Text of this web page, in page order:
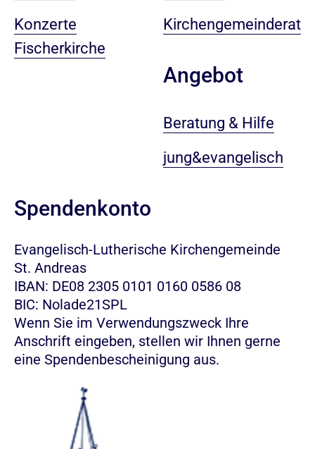
Konzerte
Fischerkirche
Kirchengemeinderat
Angebot
Beratung & Hilfe
jung&evangelisch
Spendenkonto
Evangelisch-Lutherische Kirchengemeinde
St. Andreas
IBAN: DE08 2305 0101 0160 0586 08
BIC: Nolade21SPL
Wenn Sie im Verwendungszweck Ihre
Anschrift eingeben, stellen wir Ihnen gerne
eine Spendenbescheinigung aus.